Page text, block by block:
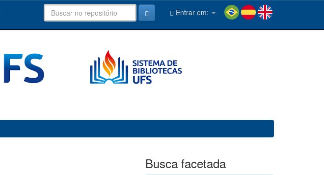
Entrar em:
Busca facetada